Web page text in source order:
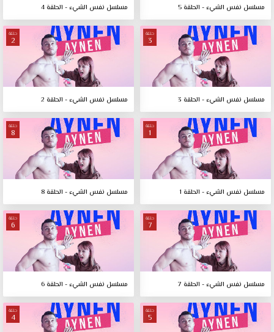
مسلسل نفس الشيء - الحلقة 5 مسلسل نفس الشيء - الحلقة 4
حلقة
3
مسلسل نفس الشيء - الحلقة 3
حلقة
2
مسلسل نفس الشيء - الحلقة 2
حلقة
1
مسلسل نفس الشيء - الحلقة 1
حلقة
8
مسلسل نفس الشيء - الحلقة 8
حلقة
7
مسلسل نفس الشيء - الحلقة 7
حلقة
6
مسلسل نفس الشيء - الحلقة 6
حلقة
5
حلقة
4